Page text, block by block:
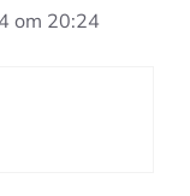
om 20:24